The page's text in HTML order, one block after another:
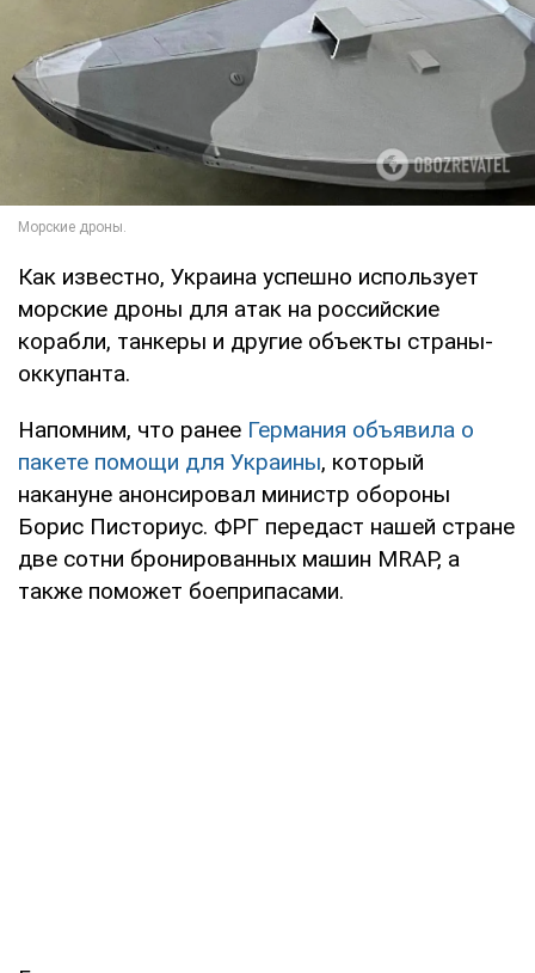
Как известно, Украина успешно использует
морские дроны для атак на российские
корабли, танкеры и другие объекты страны-
оккупанта.
Напомним, что ранее Германия объявила о
пакете помощи для Украины, который
накануне анонсировал министр обороны
Борис Писториус. ФРГ передаст нашей стране
две сотни бронированных машин MRAP, а
также поможет боеприпасами.